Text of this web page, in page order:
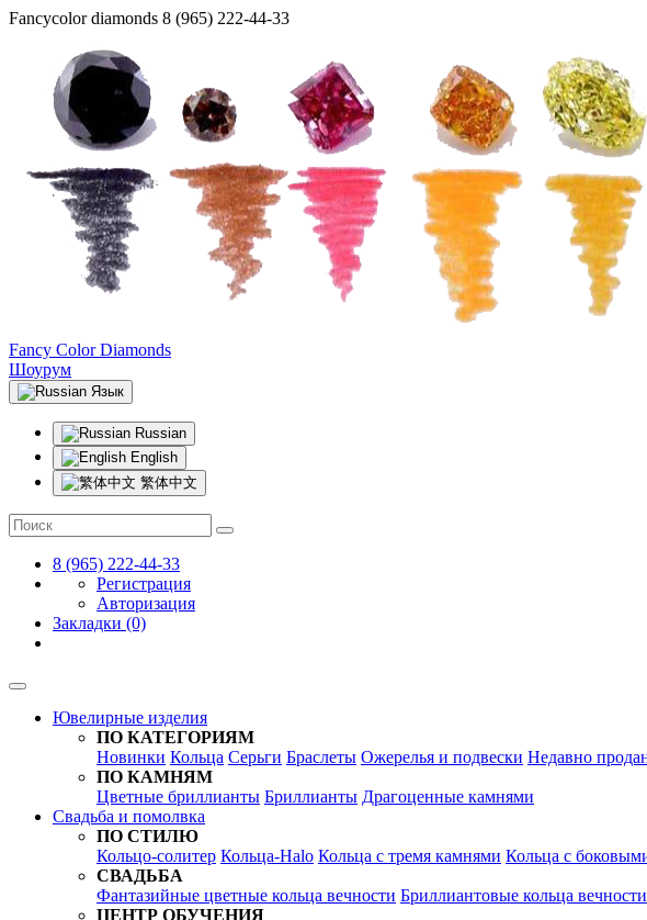
Fancycolor diamonds 8 (965) 222-44-33
Fancy Color Diamonds
Шоурум
Язык
Russian
English
繁体中文
8 (965) 222-44-33
Регистрация
Авторизация
Закладки (0)
Ювелирные изделия
ПО КАТЕГОРИЯМ
Новинки Кольца Серьги Браслеты Ожерелья и подвески Недавно
ПО КАМНЯМ
Цветные бриллианты Бриллианты Драгоценные камнями
Свадьба и помолвка
ПО СТИЛЮ
Кольцо-солитер Кольца-Halo Кольца c тремя камнями Кольца c
СВАДЬБА
Фантазийные цветные кольца вечности Бриллиантовые кольца вечности
ЦЕНТР ОБУЧЕНИЯ